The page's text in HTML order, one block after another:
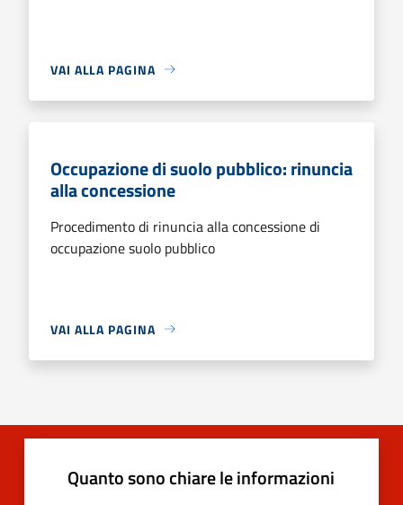
VAI ALLA PAGINA
Occupazione di suolo pubblico: rinuncia
alla concessione
Procedimento di rinuncia alla concessione di
occupazione suolo pubblico
VAI ALLA PAGINA
Quanto sono chiare le informazioni